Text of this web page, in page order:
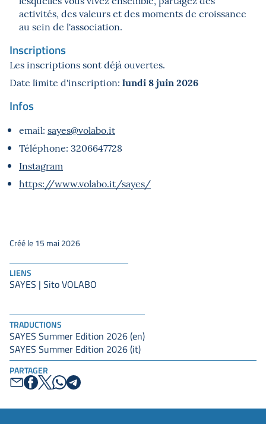
TRADUCTIONS
SAYES Summer Edition 2026 (en)
SAYES Summer Edition 2026 (it)
PARTAGER
activités, des valeurs et des moments de croissance
au sein de l'association.
Inscriptions
Les inscriptions sont déjà ouvertes.
Date limite d'inscription: lundi 8 juin 2026
Infos
email: sayes@volabo.it
Téléphone: 3206647728
Instagram
https://www.volabo.it/sayes/
LIENS
SAYES | Sito VOLABO
Créé le 15 mai 2026